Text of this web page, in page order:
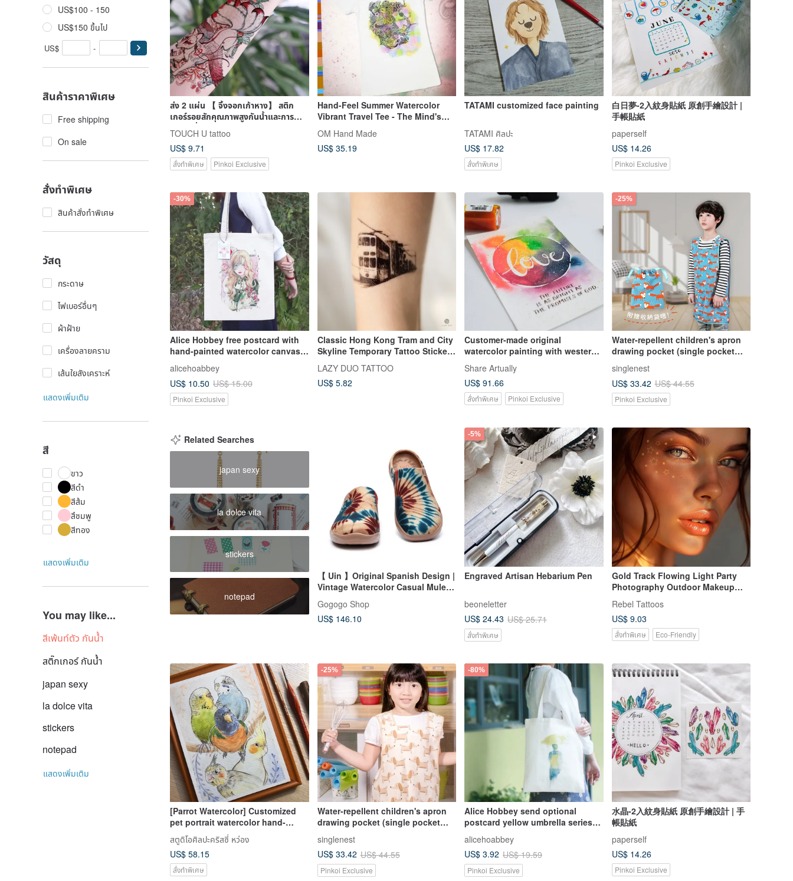
US$100 - 150
US$150 ขึ้นไป
US$ -
สินค้าราคาพิเศษ
Free shipping
On sale
สั่งทำพิเศษ
สินค้าสั่งทำพิเศษ
วัสดุ
กระดาษ
ไฟเบอร์อื่นๆ
ผ้าฝ้าย
เครื่องลายคราม
เส้นใยสังเคราะห์
แสดงเพิ่มเติม
สี
ขาว
สีดำ
สีส้ม
สึชมพู
สีทอง
แสดงเพิ่มเติม
You may like...
สีเพ้นท์ตัว กันน้ำ
สติ๊กเกอร์ กันน้ำ
japan sexy
la dolce vita
stickers
notepad
แสดงเพิ่มเติม
ส่ง 2 แผ่น 【 จิ้งจอกเก้าหาง】 สติก
เกอร์รอยสักคุณภาพสูงกันน้ำและการ
จำลองที่ทนทาน
TOUCH U tattoo
US$ 9.71
สั่งทำพิเศษ Pinkoi Exclusive
Hand-Feel Summer Watercolor
Vibrant Travel Tee - The Mind's
Map Series: Travel Memories
(Watercolor)
OM Hand Made
US$ 35.19
TATAMI customized face painting
TATAMI ศิลปะ
US$ 17.82
สั่งทำพิเศษ
白日夢-2入紋身貼紙 原創手繪設計 |
手帳貼紙
paperself
US$ 14.26
Pinkoi Exclusive
-30%
Alice Hobbey free postcard with
hand-painted watercolor canvas
bag Tote Bag
alicehoabbey
US$ 10.50 US$ 15.00
Pinkoi Exclusive
Classic Hong Kong Tram and City
Skyline Temporary Tattoo Stickers
HK
LAZY DUO TATTOO
US$ 5.82
Customer-made original
watercolor painting with western
calligraphy 10*15cm
Share Artually
US$ 91.66
สั่งทำพิเศษ Pinkoi Exclusive
-25%
Water-repellent children's apron
drawing pocket (single pocket
with towel lining) comes with the
same storage bag - fox style
singlenest
US$ 33.42 US$ 44.55
Pinkoi Exclusive
Related Searches
japan sexy
la dolce vita
stickers
notepad
【 Uin 】Original Spanish Design |
Vintage Watercolor Casual Mules
Gogogo Shop
US$ 146.10
-5%
Engraved Artisan Hebarium Pen
beoneletter
US$ 24.43 US$ 25.71
สั่งทำพิเศษ
Gold Track Flowing Light Party
Photography Outdoor Makeup
Waterproof Plant-Based Pigment
Rebel Tattoos
US$ 9.03
สั่งทำพิเศษ Eco-Friendly
[Parrot Watercolor] Customized
pet portrait watercolor hand-
painted frame with frame—cost of
adding one pet
สตูดิโอศิลปะคริสซี่ หว่อง
US$ 58.15
สั่งทำพิเศษ
-25%
Water-repellent children's apron
drawing pocket (single pocket
with towel lining) comes with the
same storage bag - cream
dachshund dog
singlenest
US$ 33.42 US$ 44.55
Pinkoi Exclusive
-80%
Alice Hobbey send optional
postcard yellow umbrella series
hand-painted watercolor canvas
bag Tote Bag
alicehoabbey
US$ 3.92 US$ 19.59
Pinkoi Exclusive
水晶-2入紋身貼紙 原創手繪設計 | 手
帳貼紙
paperself
US$ 14.26
Pinkoi Exclusive